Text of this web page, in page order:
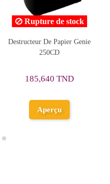
Destructeur De Papier Deli-
E9927
375,005 TND
Ajouter au
panier